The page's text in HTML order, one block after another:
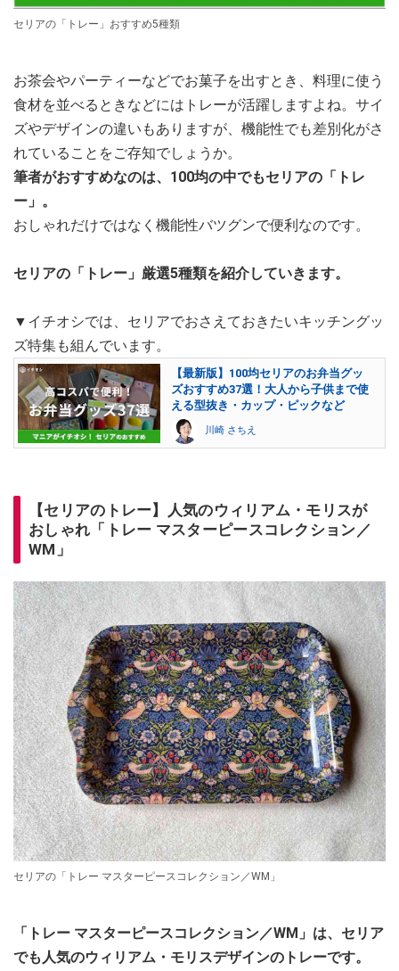
セリアの「トレー」おすすめ5種類
お茶会やパーティーなどでお菓子を出すとき、料理に使う
食材を並べるときなどにはトレーが活躍しますよね。サイ
ズやデザインの違いもありますが、機能性でも差別化がさ
れていることをご存知でしょうか。
筆者がおすすめなのは、100均の中でもセリアの「トレ
ー」。
おしゃれだけではなく機能性バツグンで便利なのです。
セリアの「トレー」厳選5種類を紹介していきます。
▼イチオシでは、セリアでおさえておきたいキッチングッ
ズ特集も組んでいます。
【最新版】100均セリアのお弁当グッ
ズおすすめ37選！大人から子供まで使
える型抜き・カップ・ピックなど
川崎 さちえ
【セリアのトレー】人気のウィリアム・モリスが
おしゃれ「トレー マスターピースコレクション／
WM」
セリアの「トレー マスターピースコレクション／WM」
「トレー マスターピースコレクション／WM」は、セリア
でも人気のウィリアム・モリスデザインのトレーです。